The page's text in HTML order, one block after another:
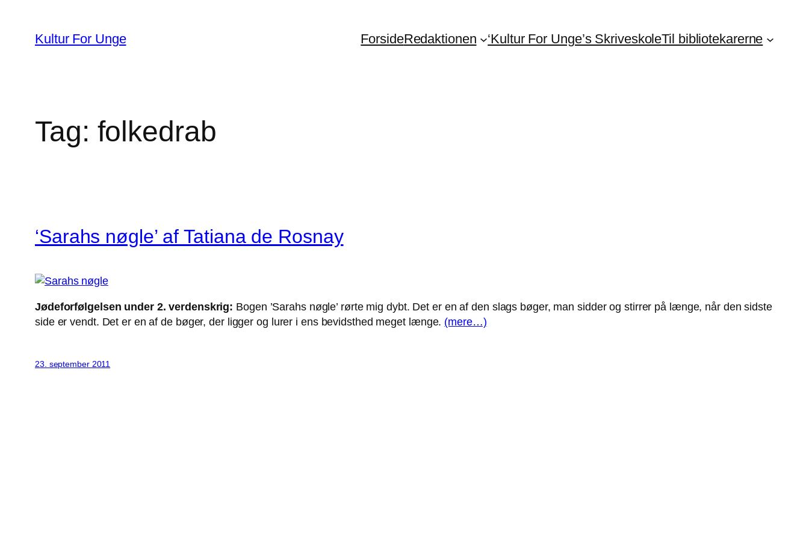
indhold
Kultur For Unge ForsideRedaktionen ‘Kultur For Unge’s SkriveskoleTil bibliotekarerne
Tag: folkedrab
‘Sarahs nøgle’ af Tatiana de Rosnay
Jødeforfølgelsen under 2. verdenskrig: Bogen ’Sarahs nøgle’ rørte mig dybt. Det er en af den slags bøger, man sidder og stirrer på længe, når den sidste
side er vendt. Det er en af de bøger, der ligger og lurer i ens bevidsthed meget længe. (mere…)
23. september 2011